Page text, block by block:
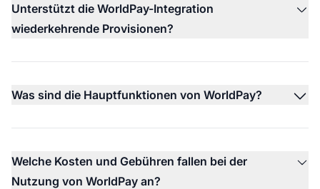
Unterstützt die WorldPay-Integration
wiederkehrende Provisionen?
Was sind die Hauptfunktionen von WorldPay?
Welche Kosten und Gebühren fallen bei der
Nutzung von WorldPay an?